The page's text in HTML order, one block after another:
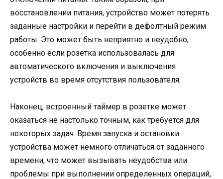
восстановлении питания, устройство может потерять
заданные настройки и перейти в дефолтный режим
работы. Это может быть неприятно и неудобно,
особенно если розетка использовалась для
автоматического включения и выключения
устройств во время отсутствия пользователя.
Наконец, встроенный таймер в розетке может
оказаться не настолько точным, как требуется для
некоторых задач. Время запуска и остановки
устройства может немного отличаться от заданного
времени, что может вызывать неудобства или
проблемы при выполнении определенных операций,